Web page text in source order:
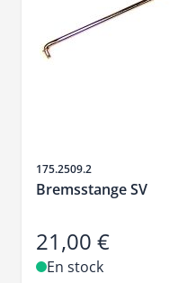
SKU
175.2509.2
Bremsstange SV
21,00 €
En stock